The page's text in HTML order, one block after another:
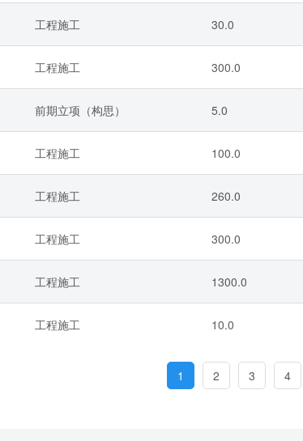
工程施工 30.0
工程施工 300.0
前期立项（构思） 5.0
工程施工 100.0
工程施工 260.0
工程施工 300.0
工程施工 1300.0
工程施工 10.0
1 2 3 4